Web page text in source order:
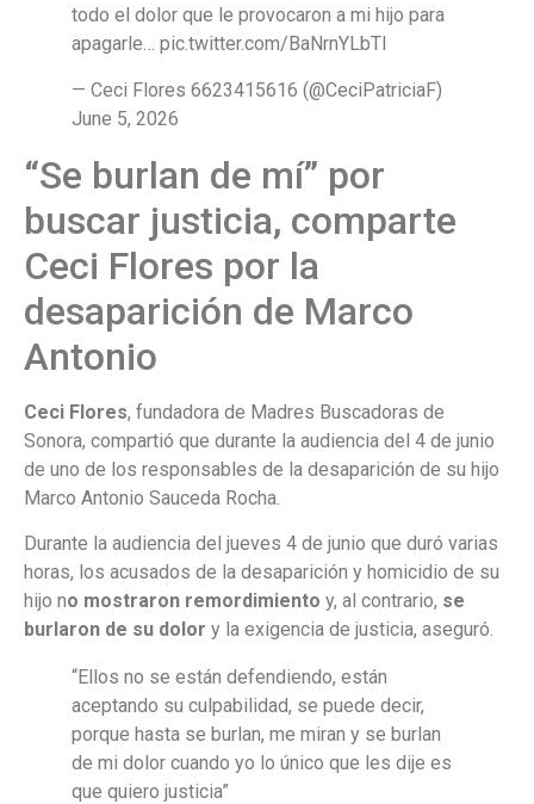
todo el dolor que le provocaron a mi hijo para
apagarle… pic.twitter.com/BaNrnYLbTI
— Ceci Flores 6623415616 (@CeciPatriciaF)
June 5, 2026
“Se burlan de mí” por
buscar justicia, comparte
Ceci Flores por la
desaparición de Marco
Antonio
Ceci Flores, fundadora de Madres Buscadoras de
Sonora, compartió que durante la audiencia del 4 de junio
de uno de los responsables de la desaparición de su hijo
Marco Antonio Sauceda Rocha.
Durante la audiencia del jueves 4 de junio que duró varias
horas, los acusados de la desaparición y homicidio de su
hijo no mostraron remordimiento y, al contrario, se
burlaron de su dolor y la exigencia de justicia, aseguró.
“Ellos no se están defendiendo, están
aceptando su culpabilidad, se puede decir,
porque hasta se burlan, me miran y se burlan
de mi dolor cuando yo lo único que les dije es
que quiero justicia”